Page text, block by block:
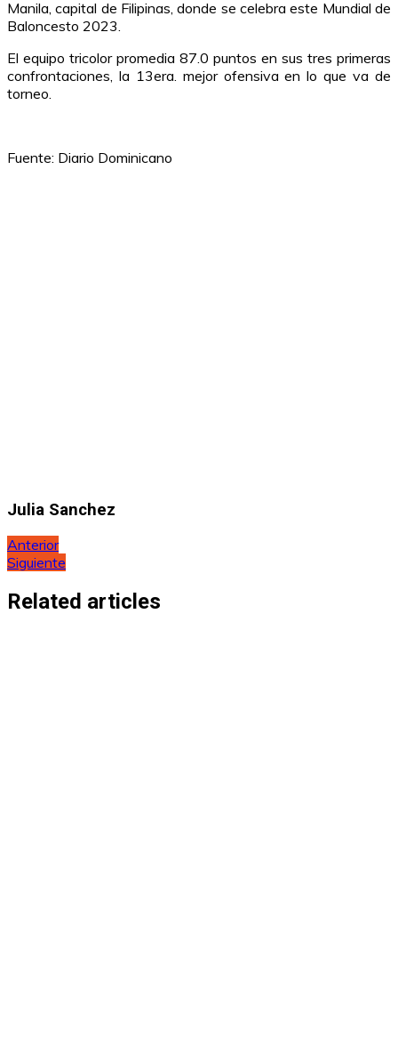
Manila, capital de Filipinas, donde se celebra este Mundial de
Baloncesto 2023.
El equipo tricolor promedia 87.0 puntos en sus tres primeras
confrontaciones, la 13era. mejor ofensiva en lo que va de
torneo.
Fuente: Diario Dominicano
Julia Sanchez
Navegación
de
entradas
Anterior
Siguiente
Related articles